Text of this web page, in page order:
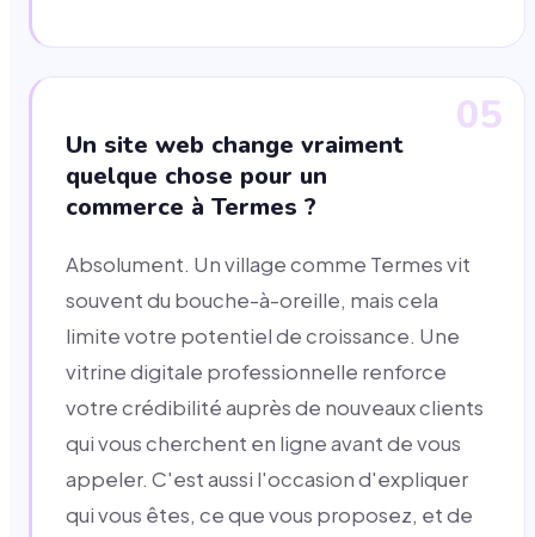
05
Un site web change vraiment
quelque chose pour un
commerce à Termes ?
Absolument. Un village comme Termes vit
souvent du bouche-à-oreille, mais cela
limite votre potentiel de croissance. Une
vitrine digitale professionnelle renforce
votre crédibilité auprès de nouveaux clients
qui vous cherchent en ligne avant de vous
appeler. C'est aussi l'occasion d'expliquer
qui vous êtes, ce que vous proposez, et de